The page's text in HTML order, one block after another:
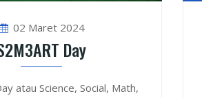
02 Maret 2024
Day
atau Science, Social, Math,